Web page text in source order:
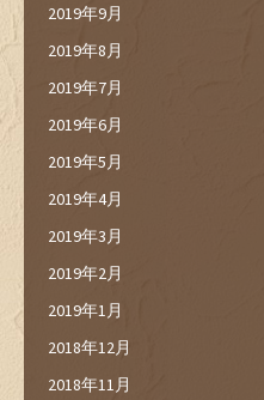
2019年9月
2019年8月
2019年7月
2019年6月
2019年5月
2019年4月
2019年3月
2019年2月
2019年1月
2018年12月
2018年11月